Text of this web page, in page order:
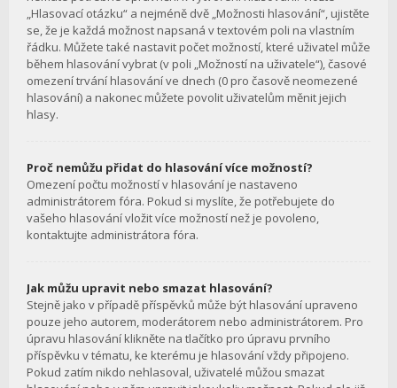
„Hlasovací otázku“ a nejméně dvě „Možnosti hlasování“, ujistěte
se, že je každá možnost napsaná v textovém poli na vlastním
řádku. Můžete také nastavit počet možností, které uživatel může
během hlasování vybrat (v poli „Možností na uživatele“), časové
omezení trvání hlasování ve dnech (0 pro časově neomezené
hlasování) a nakonec můžete povolit uživatelům měnit jejich
hlasy.
Proč nemůžu přidat do hlasování více možností?
Omezení počtu možností v hlasování je nastaveno
administrátorem fóra. Pokud si myslíte, že potřebujete do
vašeho hlasování vložit více možností než je povoleno,
kontaktujte administrátora fóra.
Jak můžu upravit nebo smazat hlasování?
Stejně jako v případě příspěvků může být hlasování upraveno
pouze jeho autorem, moderátorem nebo administrátorem. Pro
úpravu hlasování klikněte na tlačítko pro úpravu prvního
příspěvku v tématu, ke kterému je hlasování vždy připojeno.
Pokud zatím nikdo nehlasoval, uživatelé můžou smazat